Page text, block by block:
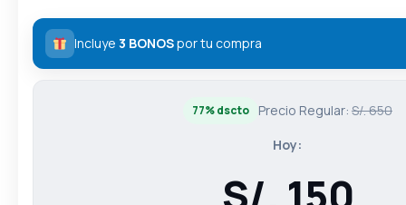
Incluye 3 BONOSpor tu compra
77% dscto Precio Regular: S/. 650
Hoy: